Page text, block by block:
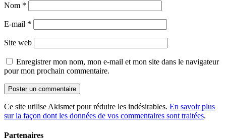
Nom *
E-mail *
Site web
Enregistrer mon nom, mon e-mail et mon site dans le navigateur
pour mon prochain commentaire.
Ce site utilise Akismet pour réduire les indésirables. En savoir plus
sur la façon dont les données de vos commentaires sont traitées.
Partenaires